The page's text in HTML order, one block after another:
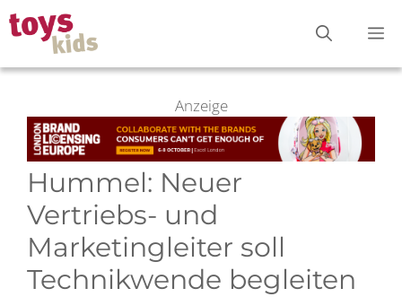
Zum
Inhalt
springen
Anzeige
Hummel: Neuer
Vertriebs- und
Marketingleiter soll
Technikwende begleiten